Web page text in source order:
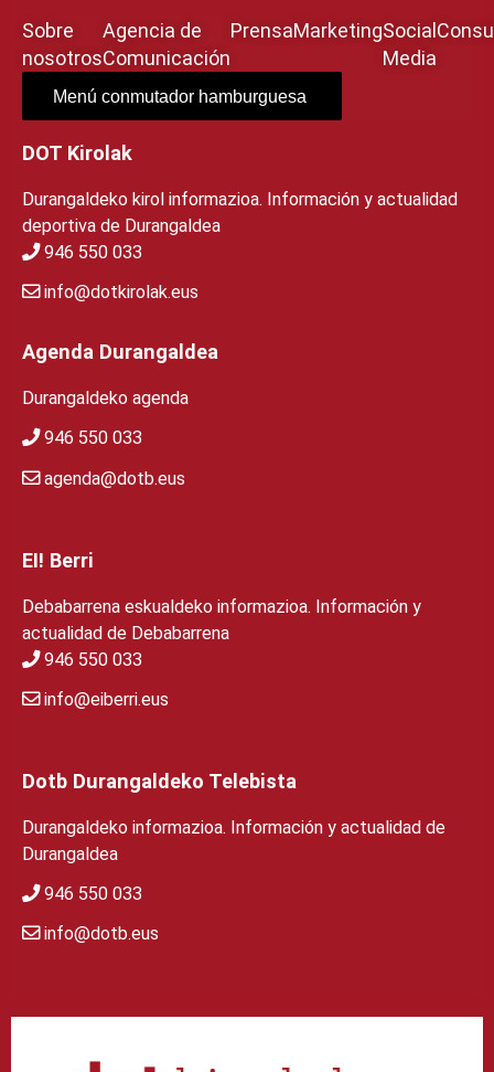
Sobre
nosotros
Agencia de
Comunicación
PrensaMarketingSocial
Media
Menú conmutador hamburguesa
DOT Kirolak
Durangaldeko kirol informazioa. Información y actualidad
deportiva de Durangaldea
946 550 033
info@dotkirolak.eus
Agenda Durangaldea
Durangaldeko agenda
946 550 033
agenda@dotb.eus
EI! Berri
Debabarrena eskualdeko informazioa. Información y
actualidad de Debabarrena
946 550 033
info@eiberri.eus
Dotb Durangaldeko Telebista
Durangaldeko informazioa. Información y actualidad de
Durangaldea
946 550 033
info@dotb.eus